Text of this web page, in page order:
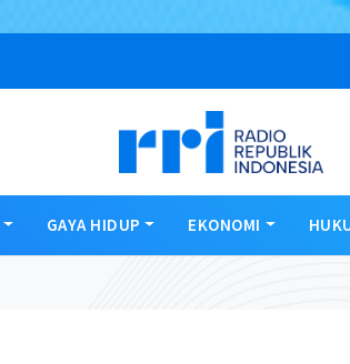
GAYA HIDUP EKONOMI